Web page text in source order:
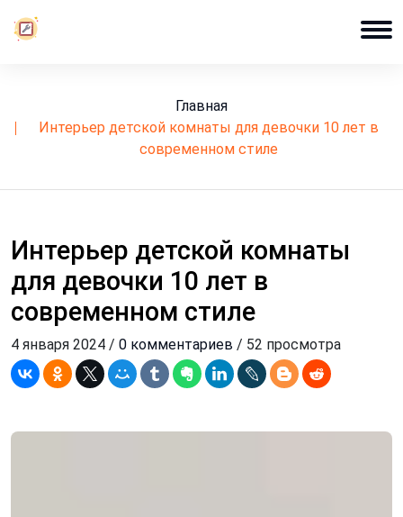
Главная
интерьер детской комнаты для девочки 10 лет в
современном стиле
Интерьер детской комнаты
для девочки 10 лет в
современном стиле
4 января 2024 / 0 комментариев / 52 просмотра